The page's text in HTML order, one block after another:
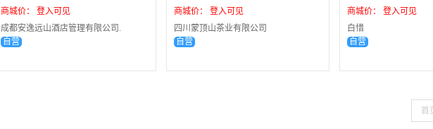
商城价： 登入可见
成都安逸远山酒店管理有限公司.
自营
商城价： 登入可见
四川蒙顶山茶业有限公司
自营
商城价： 登入可见
白惜
自营
首